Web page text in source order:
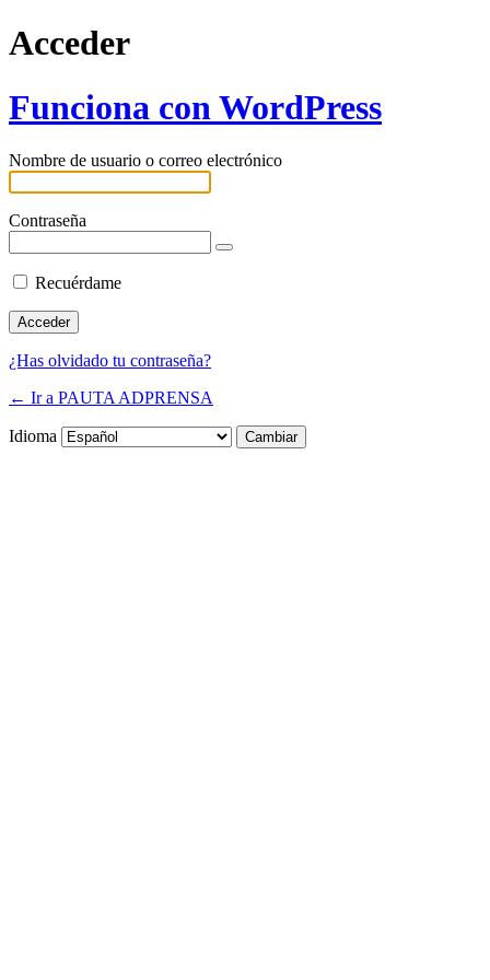
Acceder
Funciona con WordPress
Nombre de usuario o correo electrónico
Contraseña
Recuérdame
¿Has olvidado tu contraseña?
← Ir a PAUTA ADPRENSA
Idioma